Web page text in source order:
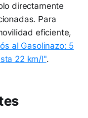
directamente
Para
eficiente,
al Gasolinazo: 5
22 km/l".